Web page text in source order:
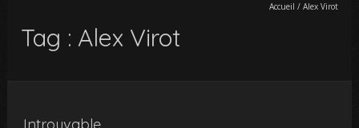
Accueil / Alex Virot
Tag : Alex Virot